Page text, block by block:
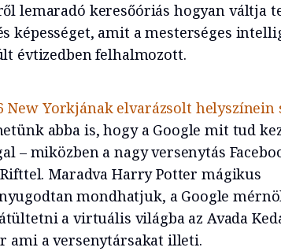
lemaradó keresőóriás hogyan váltja
képességet, amit a mesterséges
évtizedben felhalmozott.
New Yorkjának elvarázsolt helyszínein
abba is, hogy a Google mit tud
– miközben a nagy versenytás
Maradva Harry Potter mágikus
mondhatjuk, a Google
a virtuális világba az Avada
ami a versenytársakat illeti.